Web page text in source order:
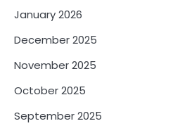
January 2026
December 2025
November 2025
October 2025
September 2025